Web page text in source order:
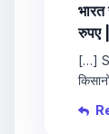
रुपए
[…]